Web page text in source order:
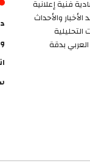
فنية إعلانية
والأحداث
بدقة